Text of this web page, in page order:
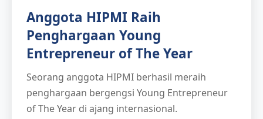
Anggota HIPMI Raih
Penghargaan Young
Entrepreneur of The Year
Seorang anggota HIPMI berhasil meraih
penghargaan bergengsi Young Entrepreneur
of The Year di ajang internasional.